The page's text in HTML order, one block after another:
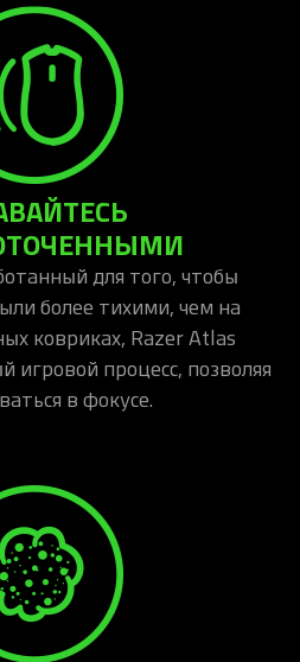
для того, чтобы
более тихими, чем на
ковриках, Razer Atlas
игровой процесс, позволяя
в фокусе.